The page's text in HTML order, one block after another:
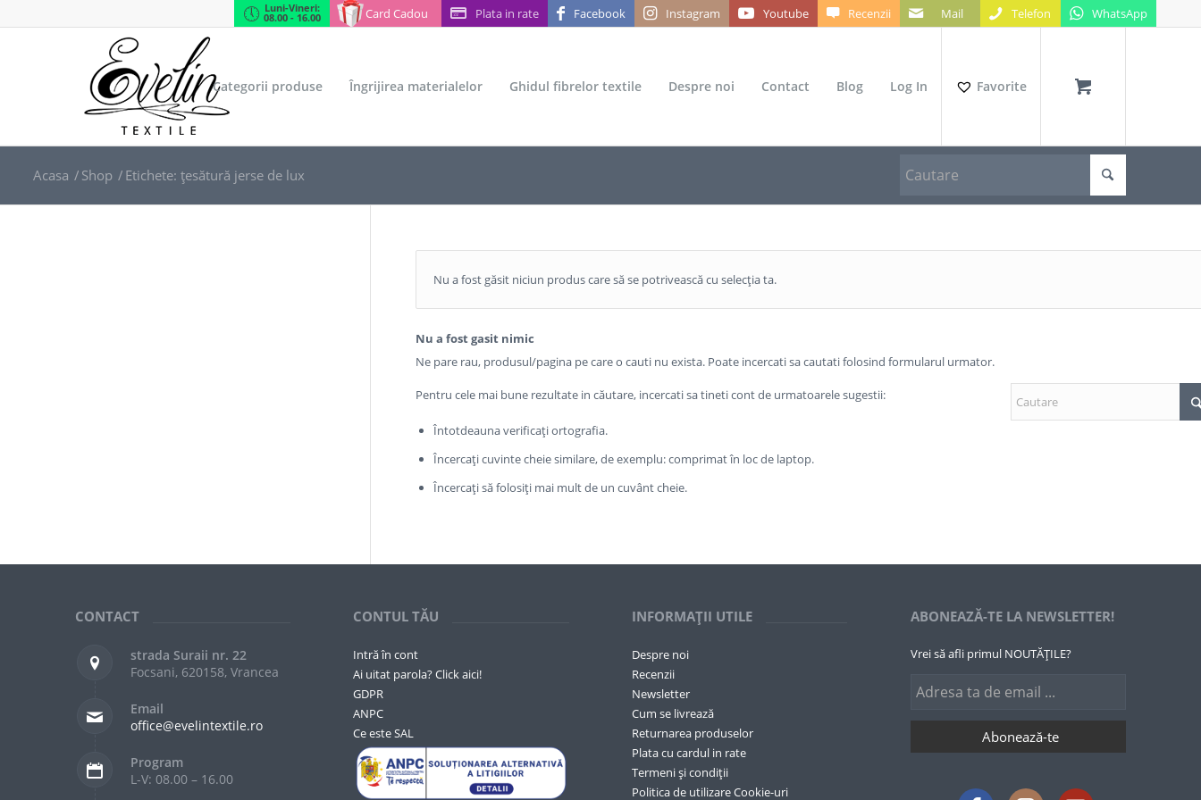
Card Cadou Plata in rate Facebook Instagram Youtube Recenzii Mail Telefon WhatsApp
Luni-Vineri:
08.00 - 16.00
Categorii produse Îngrijirea materialelor Ghidul fibrelor textile Despre noi Contact Blog Log In Favorite
Acasa / Shop / Etichete: țesătură jerse de lux
Nu a fost găsit niciun produs care să se potrivească cu selecția ta.
Nu a fost gasit nimic
Ne pare rau, produsul/pagina pe care o cauti nu exista. Poate incercati sa cautati folosind formularul urmator.
Pentru cele mai bune rezultate in căutare, incercati sa tineti cont de urmatoarele sugestii:
Întotdeauna verificați ortografia.
Încercați cuvinte cheie similare, de exemplu: comprimat în loc de laptop.
Încercați să folosiți mai mult de un cuvânt cheie.
CONTACT
strada Suraii nr. 22
Focsani, 620158, Vrancea
Email
office@evelintextile.ro
Program
L-V: 08.00 – 16.00
CONTUL TĂU
Intră în cont
Ai uitat parola? Click aici!
GDPR
ANPC
Ce este SAL
INFORMAȚII UTILE
Despre noi
Recenzii
Newsletter
Cum se livrează
Returnarea produselor
Plata cu cardul in rate
Termeni și condiții
Politica de utilizare Cookie-uri
ABONEAZĂ-TE LA NEWSLETTER!
Vrei să afli primul NOUTĂȚILE?